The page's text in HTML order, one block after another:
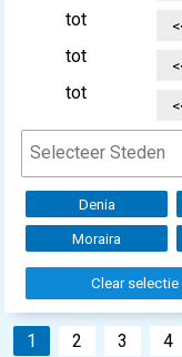
tot
tot
tot
Denia
Moraira
Clear selectie
1 2 3 4